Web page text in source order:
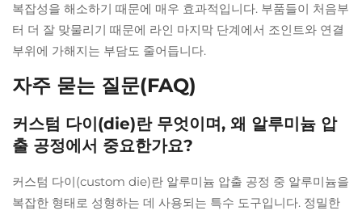
복잡성을 해소하기 때문에 매우 효과적입니다. 부품들이 처음부
터 더 잘 맞물리기 때문에 라인 마지막 단계에서 조인트와 연결
부위에 가해지는 부담도 줄어듭니다.
자주 묻는 질문(FAQ)
커스텀 다이(die)란 무엇이며, 왜 알루미늄 압
출 공정에서 중요한가요?
커스텀 다이(custom die)란 알루미늄 압출 공정 중 알루미늄을
복잡한 형태로 성형하는 데 사용되는 특수 도구입니다. 정밀한